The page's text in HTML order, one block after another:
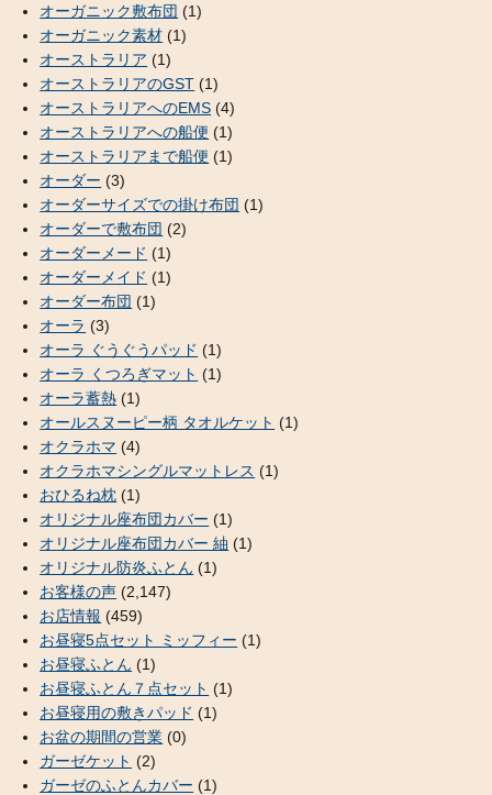
オーガニック敷布団 (1)
オーガニック素材 (1)
オーストラリア (1)
オーストラリアのGST (1)
オーストラリアへのEMS (4)
オーストラリアへの船便 (1)
オーストラリアまで船便 (1)
オーダー (3)
オーダーサイズでの掛け布団 (1)
オーダーで敷布団 (2)
オーダーメード (1)
オーダーメイド (1)
オーダー布団 (1)
オーラ (3)
オーラ ぐうぐうパッド (1)
オーラ くつろぎマット (1)
オーラ蓄熱 (1)
オールスヌーピー柄 タオルケット (1)
オクラホマ (4)
オクラホマシングルマットレス (1)
おひるね枕 (1)
オリジナル座布団カバー (1)
オリジナル座布団カバー 紬 (1)
オリジナル防炎ふとん (1)
お客様の声 (2,147)
お店情報 (459)
お昼寝5点セット ミッフィー (1)
お昼寝ふとん (1)
お昼寝ふとん７点セット (1)
お昼寝用の敷きパッド (1)
お盆の期間の営業 (0)
ガーゼケット (2)
ガーゼのふとんカバー (1)